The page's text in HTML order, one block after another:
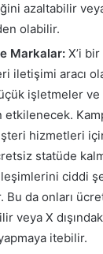
azaltabilir
olabilir.
Markalar: X’i
iletişimi aracı
işletmeler ve
etkilenecek.
hizmetleri
statüde
ciddi
Bu da onları
veya X
itebilir.